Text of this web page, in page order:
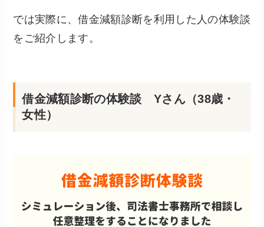
では実際に、借金減額診断を利用した人の体験談
をご紹介します。
借金減額診断の体験談 Yさん（38歳・
女性）